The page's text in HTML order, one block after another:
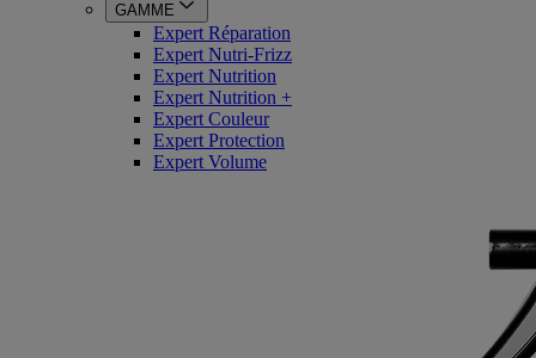
GAMME
Expert Réparation
Expert Nutri-Frizz
Expert Nutrition
Expert Nutrition +
Expert Couleur
Expert Protection
Expert Volume